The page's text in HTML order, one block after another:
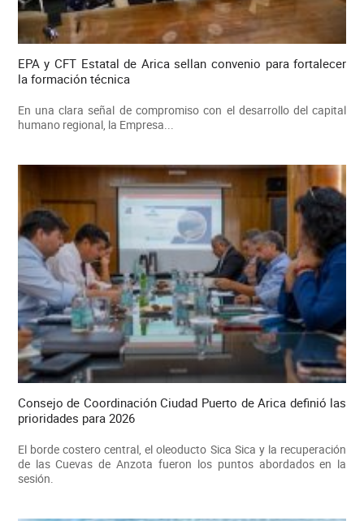
EPA y CFT Estatal de Arica sellan convenio para fortalecer
la formación técnica
En una clara señal de compromiso con el desarrollo del capital
humano regional, la Empresa...
Consejo de Coordinación Ciudad Puerto de Arica definió las
prioridades para 2026
El borde costero central, el oleoducto Sica Sica y la recuperación
de las Cuevas de Anzota fueron los puntos abordados en la
sesión.